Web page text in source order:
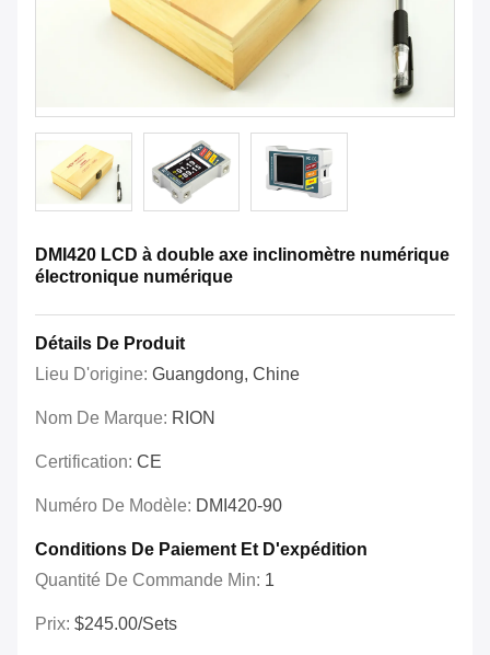
DMI420 LCD à double axe inclinomètre numérique
électronique numérique
Détails De Produit
Lieu D'origine: Guangdong, Chine
Nom De Marque: RION
Certification: CE
Numéro De Modèle: DMI420-90
Conditions De Paiement Et D'expédition
Quantité De Commande Min: 1
Prix: $245.00/Sets